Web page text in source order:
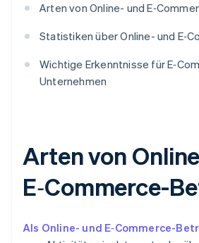
Arten von Online- und
Statistiken über Online- und
Wichtige Erkenntnisse für
Unternehmen
Arten von
E‑Commerce-
Als Online- und E‑Commerce-